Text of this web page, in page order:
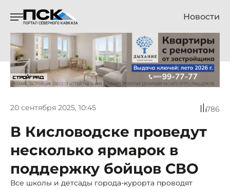
Новости
20 сентября 2025, 10:45 786
В Кисловодске проведут
несколько ярмарок в
поддержку бойцов СВО
Все школы и детсады города-курорта проводят